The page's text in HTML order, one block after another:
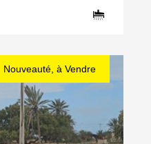
Nouveauté, à Vendre